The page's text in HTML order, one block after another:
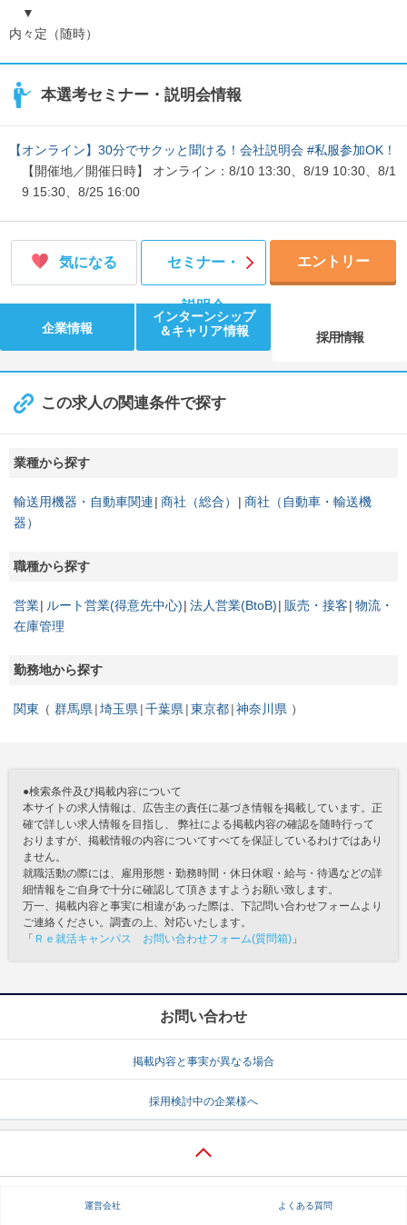
▼
内々定（随時）
本選考セミナー・説明会情報
【オンライン】30分でサクッと聞ける！会社説明会 #私服参加OK！
【開催地／開催日時】 オンライン：8/10 13:30、8/19 10:30、8/1
9 15:30、8/25 16:00
気になる セミナー・
説明会
エントリー
企業情報
インターンシップ
＆キャリア情報
採用情報
この求人の関連条件で探す
業種から探す
輸送用機器・自動車関連 商社（総合）
商社（自動車・輸送機
器）
職種から探す
営業 ルート営業(得意先中心) 法人営業(BtoB) 販売・接客 物流・
在庫管理
勤務地から探す
関東 群馬県 埼玉県 千葉県 東京都 神奈川県
●検索条件及び掲載内容について
本サイトの求人情報は、広告主の責任に基づき情報を掲載しています。正
確で詳しい求人情報を目指し、 弊社による掲載内容の確認を随時行って
おりますが、掲載情報の内容についてすべてを保証しているわけではあり
ません。
就職活動の際には、雇用形態・勤務時間・休日休暇・給与・待遇などの詳
細情報をご自身で十分に確認して頂きますようお願い致します。
万一、掲載内容と事実に相違があった際は、下記問い合わせフォームより
ご連絡ください。調査の上、対応いたします。
「 Ｒｅ就活キャンパス お問い合わせフォーム(質問箱) 」
お問い合わせ
掲載内容と事実が異なる場合
採用検討中の企業様へ
運営会社 よくある質問